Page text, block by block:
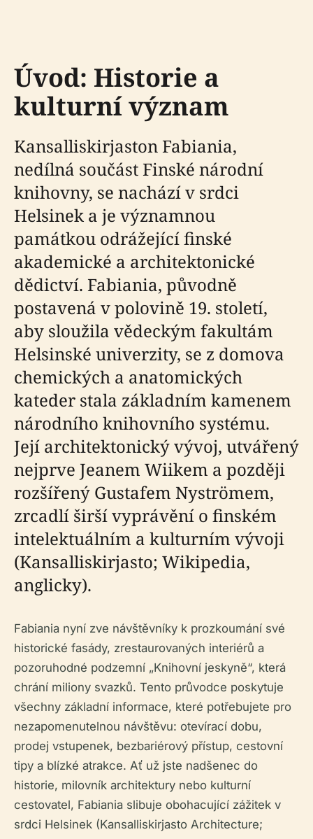
Úvod: Historie a
kulturní význam
Kansalliskirjaston Fabiania,
nedílná součást Finské národní
knihovny, se nachází v srdci
Helsinek a je významnou
památkou odrážející finské
akademické a architektonické
dědictví. Fabiania, původně
postavená v polovině 19. století,
aby sloužila vědeckým fakultám
Helsinské univerzity, se z domova
chemických a anatomických
kateder stala základním kamenem
národního knihovního systému.
Její architektonický vývoj, utvářený
nejprve Jeanem Wiikem a později
rozšířený Gustafem Nyströmem,
zrcadlí širší vyprávění o finském
intelektuálním a kulturním vývoji
(Kansalliskirjasto; Wikipedia,
anglicky).
Fabiania nyní zve návštěvníky k prozkoumání své
historické fasády, zrestaurovaných interiérů a
pozoruhodné podzemní „Knihovní jeskyně“, která
chrání miliony svazků. Tento průvodce poskytuje
všechny základní informace, které potřebujete pro
nezapomenutelnou návštěvu: otevírací dobu,
prodej vstupenek, bezbariérový přístup, cestovní
tipy a blízké atrakce. Ať už jste nadšenec do
historie, milovník architektury nebo kulturní
cestovatel, Fabiania slibuje obohacující zážitek v
srdci Helsinek (Kansalliskirjasto Architecture;